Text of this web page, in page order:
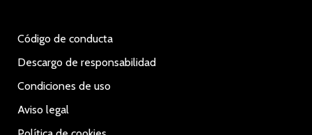
Código de conducta
Descargo de responsabilidad
Condiciones de uso
Aviso legal